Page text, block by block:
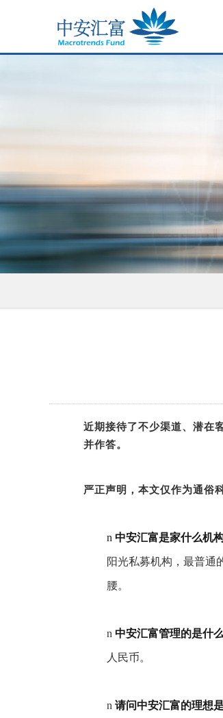
近期接待了不少渠道、潜在
并作答。
严正声明，本文仅作为通俗
n 中安汇富是家什么机
阳光私募机构，最普通
腰。
n 中安汇富管理的是什
人民币。
n 请问中安汇富的理想